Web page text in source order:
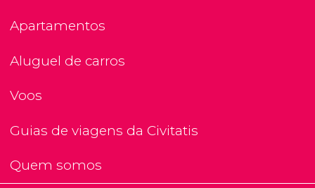
Apartamentos
Aluguel de carros
Voos
Guias de viagens da Civitatis
Quem somos